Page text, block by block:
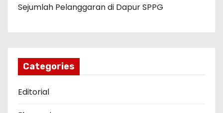
Sejumlah Pelanggaran di Dapur SPPG
Categories
Editorial